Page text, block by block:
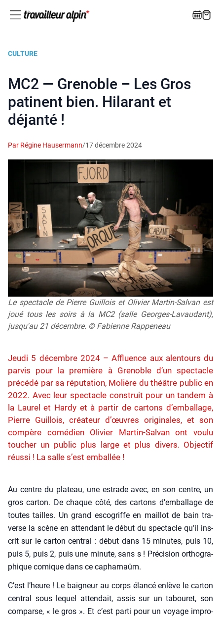
CULTURE
MC2 — Grenoble – Les Gros
patinent bien. Hilarant et
déjanté !
Par Régine Hausermann/17 décembre 2024
Le spectacle de Pierre Guillois et Olivier Martin-Salvan est
joué tous les soirs à la MC2 (salle Georges-Lavaudant),
jusqu'au 21 décembre. © Fabienne Rappeneau
Jeudi 5 décembre 2024 – Affluence aux alentours du
parvis pour la première à Grenoble d’un spectacle
précédé par sa réputation, Molière du théâtre public en
2022. Avec leur spectacle construit pour un tandem à
la Laurel et Hardy et à partir de cartons d’emballage,
Pierre Guillois, créateur d’œuvres originales, et son
compère comédien Olivier Martin-Salvan ont voulu
toucher un public plus large et plus divers. Objectif
réussi ! La salle s’est emballée !
Au centre du pla­teau, une estrade avec, en son centre, un
gros car­ton. De chaque côté, des car­tons d’emballage de
toutes tailles. Un grand esco­griffe en maillot de bain tra­
verse la scène en atten­dant le début du spec­tacle qu’il ins­
crit sur le car­ton cen­tral : début dans 15 minutes, puis 10,
puis 5, puis 2, puis une minute, sans s ! Pré­ci­sion ortho­gra­
phique comique dans ce caphar­naüm.
C’est l’heure ! Le bai­gneur au corps élan­cé enlève le car­ton
cen­tral sous lequel atten­dait, assis sur un tabou­ret, son
com­parse, « le gros ». Et c’est par­ti pour un voyage impro­